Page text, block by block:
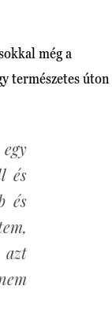
még a
természetes úton
és
és